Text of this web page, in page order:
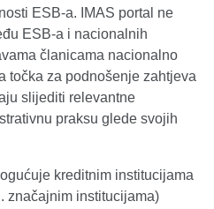
ESB-a. IMAS portal ne
ESB-a i nacionalnih
članicama nacionalno
točka za podnošenje zahtjeva
slijediti relevantne
praksu glede svojih
kreditnim institucijama
značajnim institucijama)